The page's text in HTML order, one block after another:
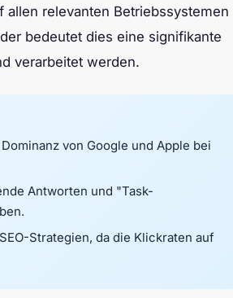
relevanten Betriebssystemen
bedeutet dies eine signifikante
verarbeitet werden.
von Google und Apple bei
Antworten und "Task-
Strategien, da die Klickraten auf